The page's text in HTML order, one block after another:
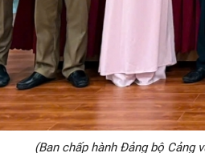
(Ban chấp hành Đảng bộ Cảng